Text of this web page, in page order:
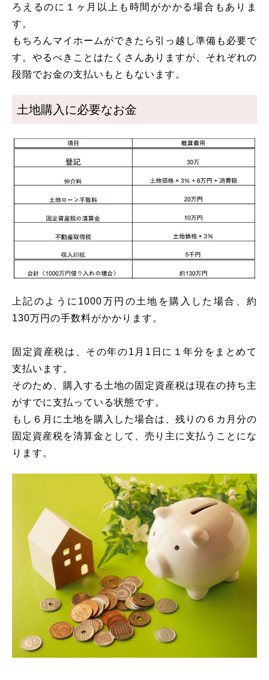
ろえるのに１ヶ月以上も時間がかかる場合もありま
す。
もちろんマイホームができたら引っ越し準備も必要で
す。やるべきことはたくさんありますが、それぞれの
段階でお金の支払いもともないます。
土地購入に必要なお金
上記のように1000万円の土地を購入した場合、約
130万円の手数料がかかります。
固定資産税は、その年の1月1日に１年分をまとめて
支払います。
そのため、購入する土地の固定資産税は現在の持ち主
がすでに支払っている状態です。
もし６月に土地を購入した場合は、残りの６カ月分の
固定資産税を清算金として、売り主に支払うことにな
ります。